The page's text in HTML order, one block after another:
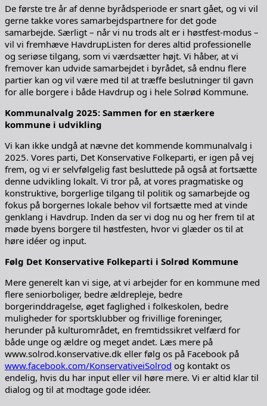
De første tre år af denne byrådsperiode er snart gået, og vi vil
gerne takke vores samarbejdspartnere for det gode
samarbejde. Særligt – når vi nu trods alt er i høstfest-modus –
vil vi fremhæve HavdrupListen for deres altid professionelle
og seriøse tilgang, som vi værdsætter højt. Vi håber, at vi
fremover kan udvide samarbejdet i byrådet, så endnu flere
partier kan og vil være med til at træffe beslutninger til gavn
for alle borgere i både Havdrup og i hele Solrød Kommune.
Kommunalvalg 2025: Sammen for en stærkere
kommune i udvikling
Vi kan ikke undgå at nævne det kommende kommunalvalg i
2025. Vores parti, Det Konservative Folkeparti, er igen på vej
frem, og vi er selvfølgelig fast besluttede på også at fortsætte
denne udvikling lokalt. Vi tror på, at vores pragmatiske og
konstruktive, borgerlige tilgang til politik og samarbejde og
fokus på borgernes lokale behov vil fortsætte med at vinde
genklang i Havdrup. Inden da ser vi dog nu og her frem til at
møde byens borgere til høstfesten, hvor vi glæder os til at
høre idéer og input.
Følg Det Konservative Folkeparti i Solrød Kommune
Mere generelt kan vi sige, at vi arbejder for en kommune med
flere seniorboliger, bedre ældrepleje, bedre
borgerinddragelse, øget faglighed i folkeskolen, bedre
muligheder for sportsklubber og frivillige foreninger,
herunder på kulturområdet, en fremtidssikret velfærd for
både unge og ældre og meget andet. Læs mere på
www.solrod.konservative.dk eller følg os på Facebook på
www.facebook.com/KonservativeiSolrod og kontakt os
endelig, hvis du har input eller vil høre mere. Vi er altid klar til
dialog og til at modtage gode idéer.